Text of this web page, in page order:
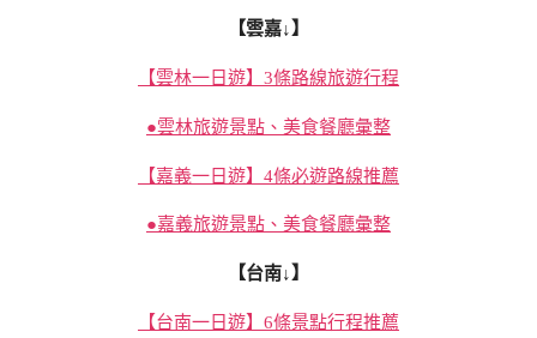
【雲嘉↓】
【雲林一日遊】3條路線旅遊行程
●雲林旅遊景點、美食餐廳彙整
【嘉義一日遊】4條必遊路線推薦
●嘉義旅遊景點、美食餐廳彙整
【台南↓】
【台南一日遊】6條景點行程推薦